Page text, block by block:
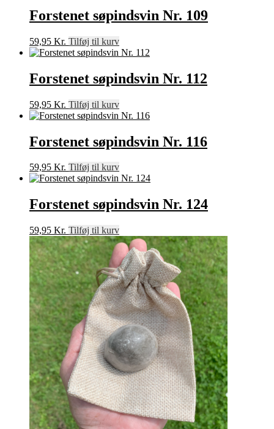
Forstenet søpindsvin Nr. 109
59,95 Kr. Tilføj til kurv
Forstenet søpindsvin Nr. 112
59,95 Kr. Tilføj til kurv
Forstenet søpindsvin Nr. 116
59,95 Kr. Tilføj til kurv
Forstenet søpindsvin Nr. 124
59,95 Kr. Tilføj til kurv